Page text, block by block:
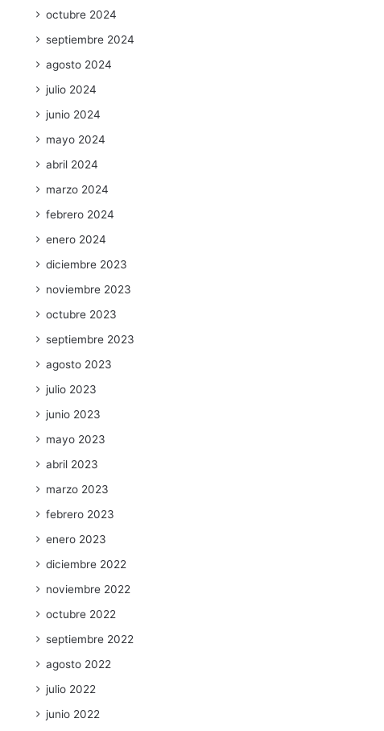
octubre 2024
septiembre 2024
agosto 2024
julio 2024
junio 2024
mayo 2024
abril 2024
marzo 2024
febrero 2024
enero 2024
diciembre 2023
noviembre 2023
octubre 2023
septiembre 2023
agosto 2023
julio 2023
junio 2023
mayo 2023
abril 2023
marzo 2023
febrero 2023
enero 2023
diciembre 2022
noviembre 2022
octubre 2022
septiembre 2022
agosto 2022
julio 2022
junio 2022